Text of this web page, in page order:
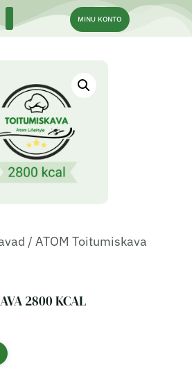
MINU KONTO
/ ATOM Toitumiskava
2800 KCAL